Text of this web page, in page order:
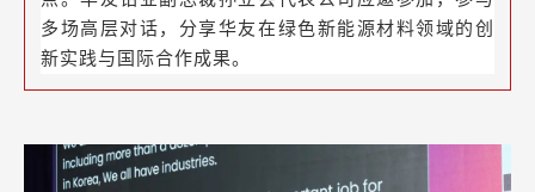
多场高层对话，分享华友在绿色新能源材料领域的创
新实践与国际合作成果。